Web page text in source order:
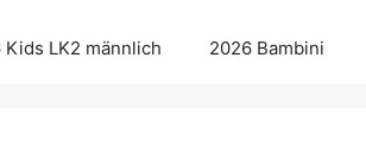
Kids LK2 männlich 2026 Bambini